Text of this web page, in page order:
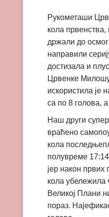
Рукометаши
кола
држали до
направили
достизала и
Црвенке
искористила је
са по 8 голова,
Наш други
враћено
кола
полувреме
јер након
кола убележила
Великој Плани
пораз.